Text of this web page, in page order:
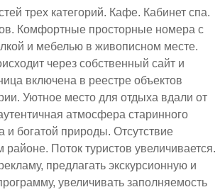
трех категорий. Кафе. Кабинет спа.
Комфортные просторные номера с
и мебелью в живописном месте.
через собственный сайт и
включена в реестре объектов
Уютное место для отдыха вдали от
атмосфера старинного
и богатой природы. Отсутствие
районе. Поток туристов увеличивается.
предлагать экскурсионную и
увеличивать заполняемость